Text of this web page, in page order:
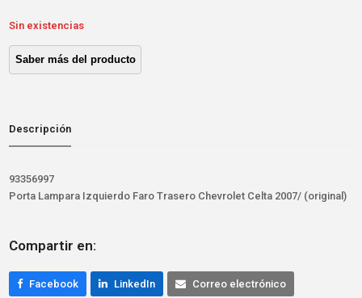
Sin existencias
Descripción
93356997
Porta Lampara Izquierdo Faro Trasero Chevrolet Celta 2007/ (original)
Compartir en:
Facebook LinkedIn Correo electrónico